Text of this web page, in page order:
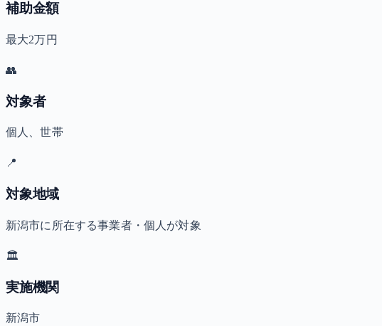
補助金額
最大2万円
👥
対象者
個人、世帯
📍
対象地域
新潟市に所在する事業者・個人が対象
🏛️
実施機関
新潟市